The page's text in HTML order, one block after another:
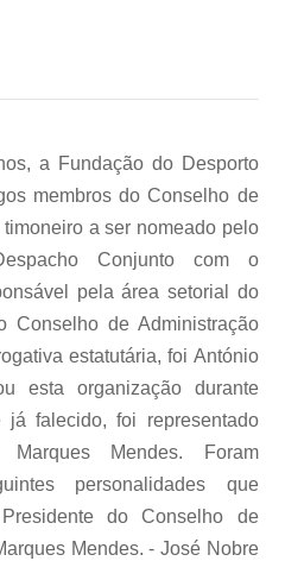
a Fundação do Desporto
membros do Conselho de
a ser nomeado pelo
Conjunto com o
pela área setorial do
Conselho de Administração
estatutária, foi António
esta organização durante
já falecido, foi representado
Mendes. Foram
personalidades que
do Conselho de
Mendes. - José Nobre